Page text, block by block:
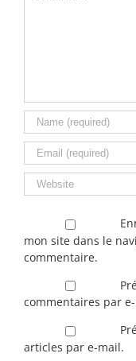
mon site dans le
commentaire.
commentaires par
articles par e-mail.